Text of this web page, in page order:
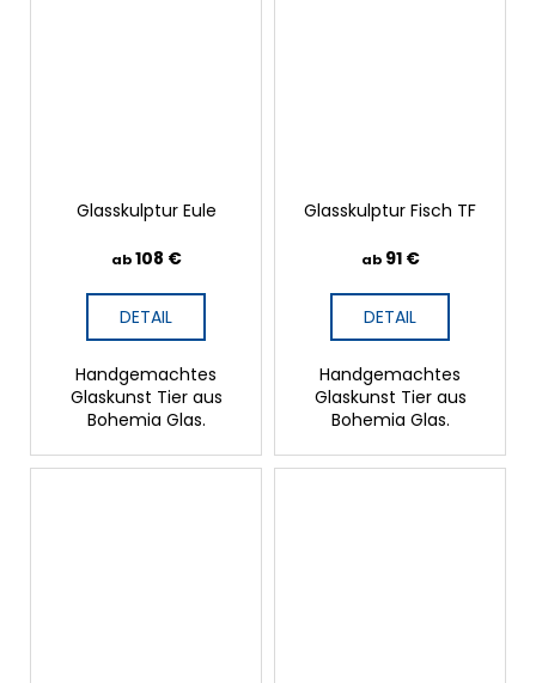
Glasskulptur Eule
ab108 €
DETAIL
Handgemachtes
Glaskunst Tier aus
Bohemia Glas.
Glasskulptur Fisch TF
ab91 €
DETAIL
Handgemachtes
Glaskunst Tier aus
Bohemia Glas.